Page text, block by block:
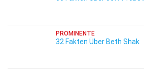
PROMINENTE
32 Fakten Über Beth Shak